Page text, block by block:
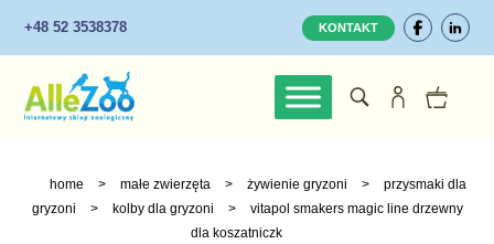
+48 52 3538378 KONTAKT
home > małe zwierzęta > żywienie gryzoni >
przysmaki dla
gryzoni
> kolby dla gryzoni >
vitapol smakers magic line drzewny
dla koszatniczk